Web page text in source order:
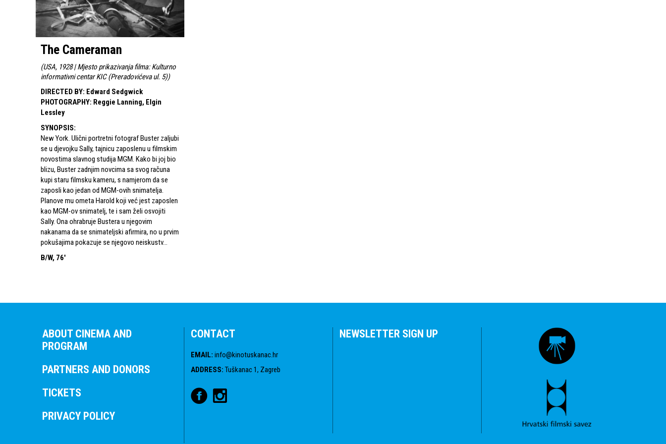
The Cameraman
(USA, 1928 | Mjesto prikazivanja filma: Kulturno
informativni centar KIC (Preradovićeva ul. 5))
DIRECTED BY: Edward Sedgwick
PHOTOGRAPHY: Reggie Lanning, Elgin
Lessley
SYNOPSIS:
New York. Ulični portretni fotograf Buster zaljubi
se u djevojku Sally, tajnicu zaposlenu u filmskim
novostima slavnog studija MGM. Kako bi joj bio
blizu, Buster zadnjim novcima sa svog računa
kupi staru filmsku kameru, s namjerom da se
zaposli kao jedan od MGM-ovih snimatelja.
Planove mu ometa Harold koji već jest zaposlen
kao MGM-ov snimatelj, te i sam želi osvojiti
Sally. Ona ohrabruje Bustera u njegovim
nakanama da se snimateljski afirmira, no u prvim
pokušajima pokazuje se njegovo neiskustv...
B/W, 76'
ABOUT CINEMA AND
PROGRAM
PARTNERS AND DONORS
TICKETS
PRIVACY POLICY
CONTACT
EMAIL: info@kinotuskanac.hr
ADDRESS: Tuškanac 1, Zagreb
NEWSLETTER SIGN UP